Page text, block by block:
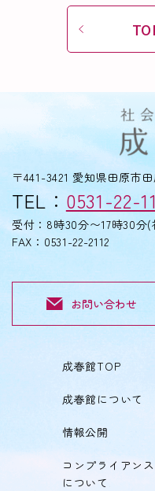
〒441-3421 愛知県田原市
TEL： 0531-22-
受付：8時30分〜17時30分
FAX：0531-22-2112
お問い合わせ
成春館TOP
成春館について
情報公開
コンプライアンス
について